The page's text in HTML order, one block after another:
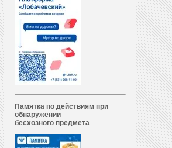
Памятка по действиям при
обнаружении
бесхозного предмета